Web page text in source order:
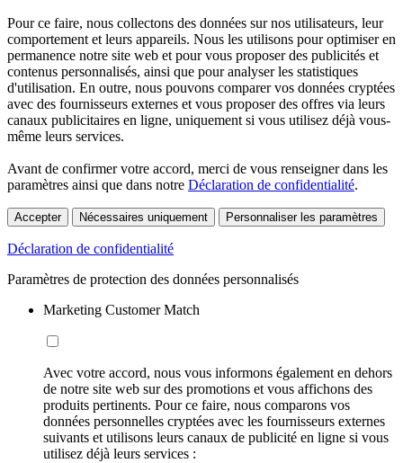
Pour ce faire, nous collectons des données sur nos utilisateurs, leur
comportement et leurs appareils. Nous les utilisons pour optimiser en
permanence notre site web et pour vous proposer des publicités et
contenus personnalisés, ainsi que pour analyser les statistiques
d'utilisation. En outre, nous pouvons comparer vos données cryptées
avec des fournisseurs externes et vous proposer des offres via leurs
canaux publicitaires en ligne, uniquement si vous utilisez déjà vous-
même leurs services.
Avant de confirmer votre accord, merci de vous renseigner dans les
paramètres ainsi que dans notre Déclaration de confidentialité.
Accepter Nécessaires uniquement Personnaliser les paramètres
Déclaration de confidentialité
Paramètres de protection des données personnalisés
Marketing Customer Match
Avec votre accord, nous vous informons également en dehors
de notre site web sur des promotions et vous affichons des
produits pertinents. Pour ce faire, nous comparons vos
données personnelles cryptées avec les fournisseurs externes
suivants et utilisons leurs canaux de publicité en ligne si vous
utilisez déjà leurs services :